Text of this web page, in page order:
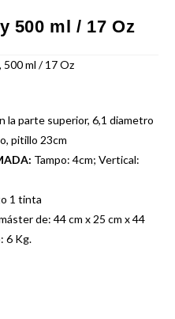
500 ml / 17 Oz
ml / 17 Oz
la parte superior, 6,1 diametro
pitillo 23cm
Tampo: 4cm; Vertical:
1 tinta
de: 44 cm x 25 cm x 44
6 Kg.